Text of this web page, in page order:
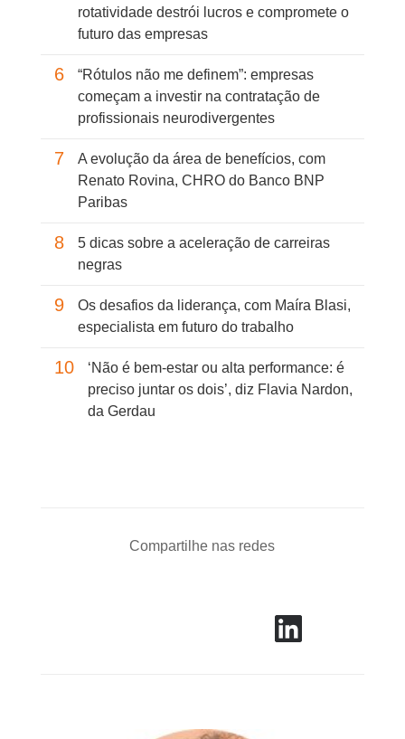
rotatividade destrói lucros e compromete o
futuro das empresas
6
“Rótulos não me definem”: empresas
começam a investir na contratação de
profissionais neurodivergentes
7
A evolução da área de benefícios, com
Renato Rovina, CHRO do Banco BNP
Paribas
8
5 dicas sobre a aceleração de carreiras
negras
9
Os desafios da liderança, com Maíra Blasi,
especialista em futuro do trabalho
10
‘Não é bem-estar ou alta performance: é
preciso juntar os dois’, diz Flavia Nardon,
da Gerdau
Compartilhe nas redes